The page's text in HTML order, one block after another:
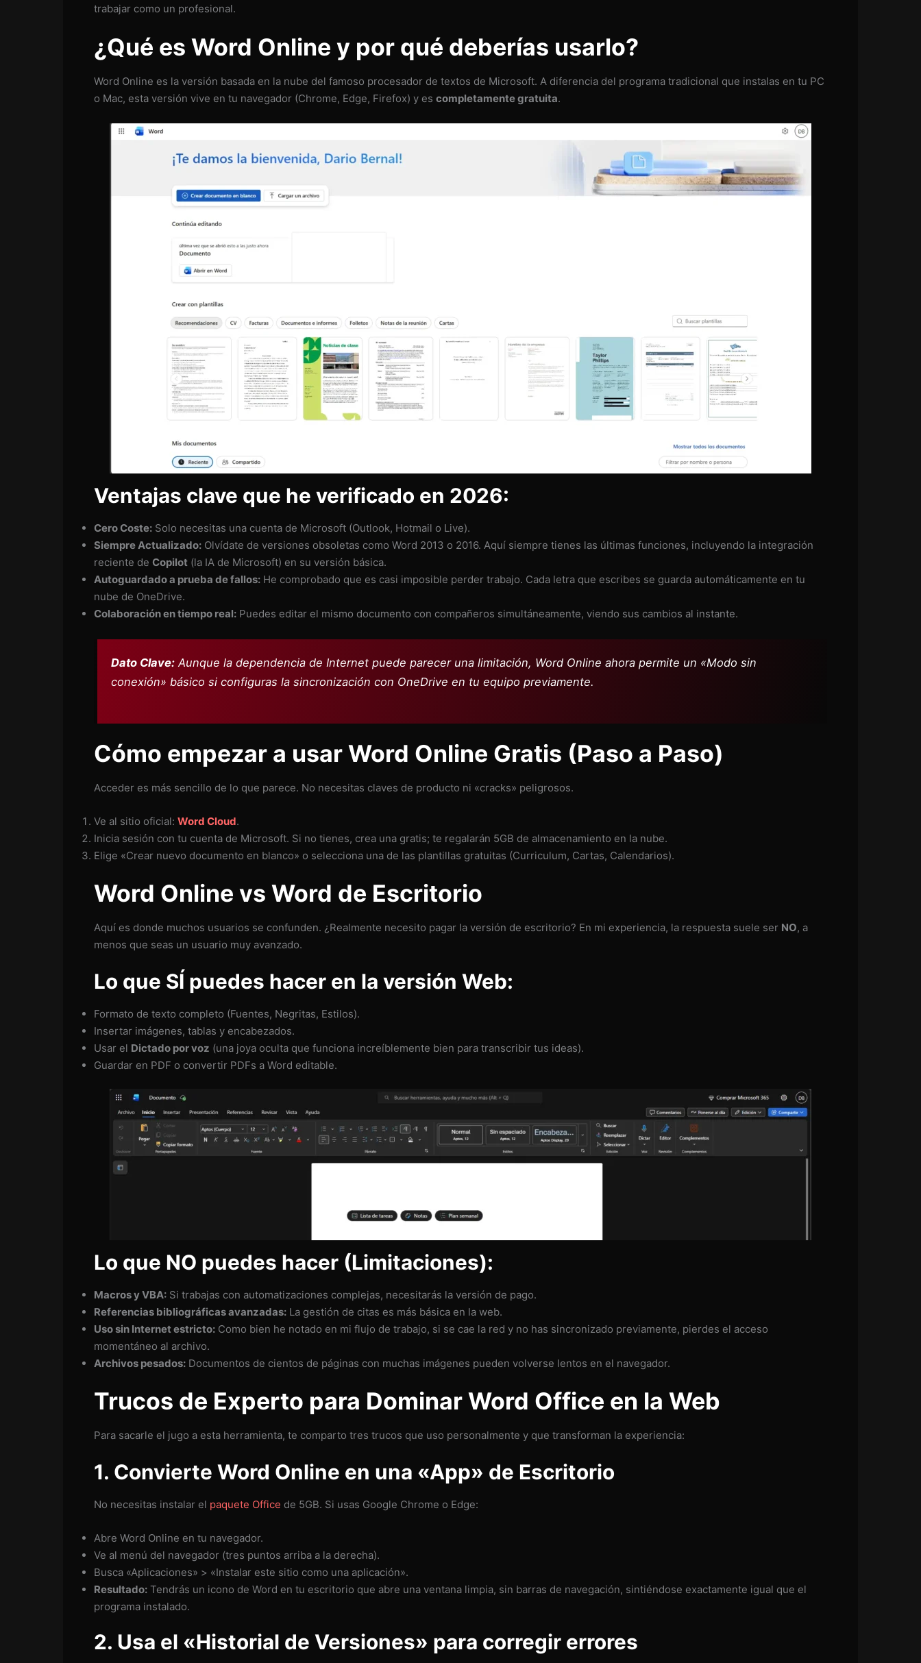
trabajar como un profesional.
¿Qué es Word Online y por qué deberías usarlo?
Word Online es la versión basada en la nube del famoso procesador de textos de Microsoft. A diferencia del programa tradicional que instalas en tu PC
o Mac, esta versión vive en tu navegador (Chrome, Edge, Firefox) y es completamente gratuita.
Ventajas clave que he verificado en 2026:
Cero Coste: Solo necesitas una cuenta de Microsoft (Outlook, Hotmail o Live).
Siempre Actualizado: Olvídate de versiones obsoletas como Word 2013 o 2016. Aquí siempre tienes las últimas funciones, incluyendo la integración
reciente de Copilot (la IA de Microsoft) en su versión básica.
Autoguardado a prueba de fallos: He comprobado que es casi imposible perder trabajo. Cada letra que escribes se guarda automáticamente en tu
nube de OneDrive.
Colaboración en tiempo real: Puedes editar el mismo documento con compañeros simultáneamente, viendo sus cambios al instante.
Dato Clave: Aunque la dependencia de Internet puede parecer una limitación, Word Online ahora permite un «Modo sin
conexión» básico si configuras la sincronización con OneDrive en tu equipo previamente.
Cómo empezar a usar Word Online Gratis (Paso a Paso)
Acceder es más sencillo de lo que parece. No necesitas claves de producto ni «cracks» peligrosos.
Ve al sitio oficial: Word Cloud.
Inicia sesión con tu cuenta de Microsoft. Si no tienes, crea una gratis; te regalarán 5GB de almacenamiento en la nube.
Elige «Crear nuevo documento en blanco» o selecciona una de las plantillas gratuitas (Curriculum, Cartas, Calendarios).
Word Online vs Word de Escritorio
Aquí es donde muchos usuarios se confunden. ¿Realmente necesito pagar la versión de escritorio? En mi experiencia, la respuesta suele ser NO, a
menos que seas un usuario muy avanzado.
Lo que SÍ puedes hacer en la versión Web:
Formato de texto completo (Fuentes, Negritas, Estilos).
Insertar imágenes, tablas y encabezados.
Usar el Dictado por voz (una joya oculta que funciona increíblemente bien para transcribir tus ideas).
Guardar en PDF o convertir PDFs a Word editable.
Lo que NO puedes hacer (Limitaciones):
Macros y VBA: Si trabajas con automatizaciones complejas, necesitarás la versión de pago.
Referencias bibliográficas avanzadas: La gestión de citas es más básica en la web.
Uso sin Internet estricto: Como bien he notado en mi flujo de trabajo, si se cae la red y no has sincronizado previamente, pierdes el acceso
momentáneo al archivo.
Archivos pesados: Documentos de cientos de páginas con muchas imágenes pueden volverse lentos en el navegador.
Trucos de Experto para Dominar Word Office en la Web
Para sacarle el jugo a esta herramienta, te comparto tres trucos que uso personalmente y que transforman la experiencia:
1. Convierte Word Online en una «App» de Escritorio
No necesitas instalar el paquete Office de 5GB. Si usas Google Chrome o Edge:
Abre Word Online en tu navegador.
Ve al menú del navegador (tres puntos arriba a la derecha).
Busca «Aplicaciones» > «Instalar este sitio como una aplicación».
Resultado: Tendrás un icono de Word en tu escritorio que abre una ventana limpia, sin barras de navegación, sintiéndose exactamente igual que el
programa instalado.
2. Usa el «Historial de Versiones» para corregir errores